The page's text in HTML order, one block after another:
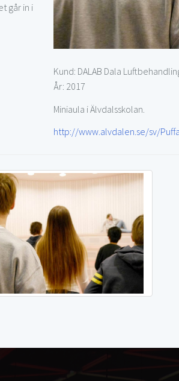
går in i
Kund: DALAB Dala
År: 2017
Miniaula i Älvdalsskolan.
http://www.alvdalen.se/sv/